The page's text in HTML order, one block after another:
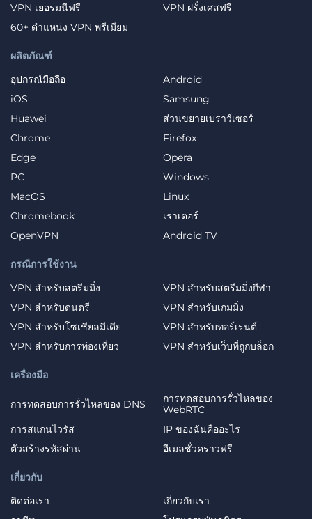
ผลิตภัณฑ์
อุปกรณ์มือถือ
Android
iOS
Samsung
Huawei
ส่วนขยายเบราว์เซอร์
Chrome
Firefox
Edge
Opera
PC
Windows
MacOS
Linux
Chromebook
เราเตอร์
OpenVPN
Android TV
กรณีการใช้งาน
VPN สำหรับสตรีมมิ่ง
VPN สำหรับสตรีมมิ่งกีฬา
VPN สำหรับดนตรี
VPN สำหรับเกมมิ่ง
VPN สำหรับโซเชียลมีเดีย
VPN สำหรับทอร์เรนต์
VPN สำหรับการท่องเที่ยว
VPN สำหรับเว็บที่ถูกบล็อก
เกี่ยวกับ
ติดต่อเรา
เกี่ยวกับเรา
VPN เยอรมนีฟรี
VPN ฝรั่งเศสฟรี
60+ ตำแหน่ง VPN พรีเมียม
เครื่องมือ
การทดสอบการรั่วไหลของ DNS
การทดสอบการรั่วไหลของ
WebRTC
การสแกนไวรัส
IP ของฉันคืออะไร
ตัวสร้างรหัสผ่าน
อีเมลชั่วคราวฟรี